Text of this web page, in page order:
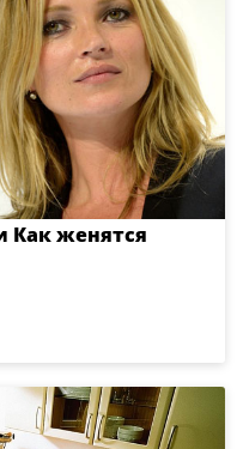
Как женятся